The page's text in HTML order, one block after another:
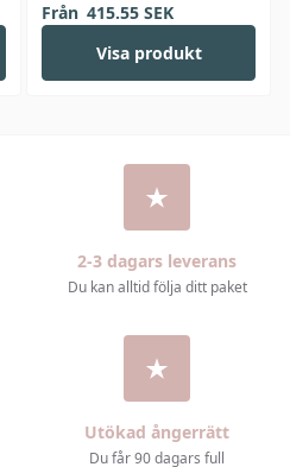
Från 415.55SEK
Visa produkt
2-3 dagars leverans
Du kan alltid följa ditt paket
Utökad ångerrätt
Du får 90 dagars full